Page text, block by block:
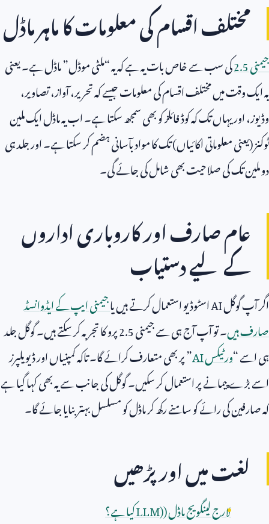
مختلف اقسام کی معلومات کا ماہر ماڈل
جیمنی2.5کی سب سے خاص بات یہ ہے کہ یہ “ملٹی موڈل” ماڈل ہے۔ یعنی
یہ ایک وقت میں مختلف اقسام کی معلومات جیسے کہ تحریر، آواز، تصاویر،
وڈیوز، اور یہاں تک کہ کوڈ فائلز کو بھی سمجھ سکتا ہے۔ اب یہ ماڈل ایک ملین
ٹوکنز (یعنی معلوماتی اکائیاں) تک کا مواد بآسانی ہضم کر سکتا ہے۔ اور جلد ہی
دو ملین تک کی صلاحیت بھی شامل کی جائے گی۔
عام صارف اور کاروباری اداروں
کے لیے دستیاب
اگر آپ گوگلAIاسٹوڈیو استعمال کرتے ہیں یاجیمنی ایپ کے ایڈوانسڈ
صارف ہیں۔ تو آپ آج ہی سے جیمنی2.5پرو کا تجربہ کر سکتے ہیں۔ گوگل جلد
ہی اسے “ورٹیکسAI” پر بھی متعارف کرائے گا۔ تاکہ کمپنیاں اور ڈیویلپرز
اسے بڑے پیمانے پر استعمال کر سکیں۔ گوگل کی جانب سے یہ بھی کہا گیا ہے
کہ صارفین کی رائے کو سامنے رکھ کر ماڈل کو مسلسل بہتر بنایا جائے گا۔
لغت میں اور پڑھیں
لارج لینگویج ماڈل (LLM)کیا ہے؟